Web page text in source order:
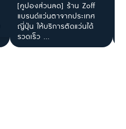
[คูปองส่วนลด] ร้าน Zoff
แบรนด์แว่นตาจากประเทศ
ญี่ปุ่น ให้บริการตัดแว่นได้
รวดเร็ว ...